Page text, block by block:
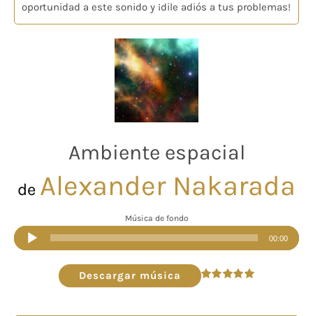
oportunidad a este sonido y ¡dile adiós a tus problemas!
Ambiente espacial
de Alexander Nakarada
Música de fondo
Reproductor
de
audio
00:00
Descargar música